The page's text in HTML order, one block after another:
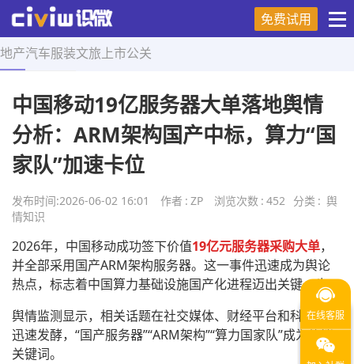
免费试用
地产汽车服装文旅 上市公关
首页 > 舆情知识 > 正文
中国移动19亿服务器大单落地舆情
分析：ARM架构国产中标，算力“国
家队”加速卡位
发布时间:2026-06-02 16:01 作者 : ZP 浏览次数 : 452 分类 : 舆
情知识
2026年，中国移动成功签下价值19亿元服务器采购大单，
并全部采用国产ARM架构服务器。这一事件迅速成为舆论
热点，标志着中国算力基础设施国产化进程迈出关键一步。
舆情监测显示，相关话题在社交媒体、财经平台和科技社区
迅速发酵，“国产服务器”“ARM架构”“算力国家队”成为热议
关键词。